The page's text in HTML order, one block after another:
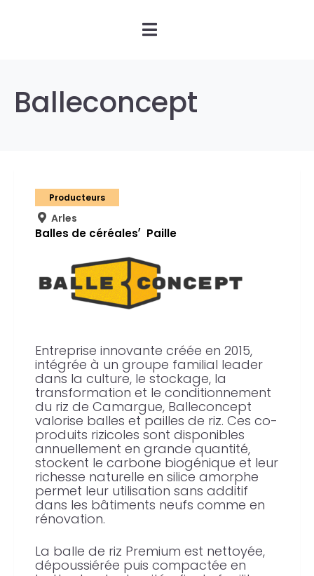
Balleconcept
Producteurs
Arles
Balles de céréales Paille
Entreprise innovante créée en 2015,
intégrée à un groupe familial leader
dans la culture, le stockage, la
transformation et le conditionnement
du riz de Camargue, Balleconcept
valorise balles et pailles de riz. Ces co-
produits rizicoles sont disponibles
annuellement en grande quantité,
stockent le carbone biogénique et leur
richesse naturelle en silice amorphe
permet leur utilisation sans additif
dans les bâtiments neufs comme en
rénovation.
La balle de riz Premium est nettoyée,
dépoussiérée puis compactée en